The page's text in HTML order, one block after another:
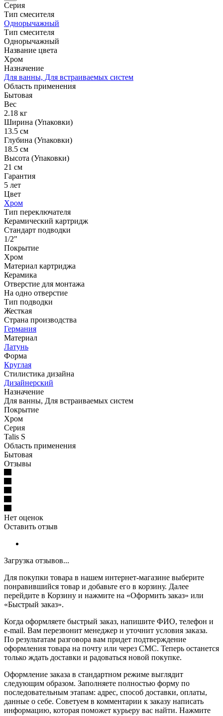
Серия
Тип смесителя
Однорычажный
Тип смесителя
Однорычажный
Название цвета
Хром
Назначение
Для ванны, Для встраиваемых систем
Область применения
Бытовая
Вес
2.18 кг
Ширина (Упаковки)
13.5 см
Глубина (Упаковки)
18.5 см
Высота (Упаковки)
21 см
Гарантия
5 лет
Цвет
Хром
Тип переключателя
Керамический картридж
Стандарт подводки
1/2"
Покрытие
Хром
Материал картриджа
Керамика
Отверстие для монтажа
На одно отверстие
Тип подводки
Жесткая
Страна производства
Германия
Материал
Латунь
Форма
Круглая
Стилистика дизайна
Дизайнерский
Назначение
Для ванны, Для встраиваемых систем
Покрытие
Хром
Серия
Talis S
Область применения
Бытовая
Отзывы
Нет оценок
Оставить отзыв
Загрузка отзывов...
Для покупки товара в нашем интернет-магазине выберите
понравившийся товар и добавьте его в корзину. Далее
перейдите в Корзину и нажмите на «Оформить заказ» или
«Быстрый заказ».
Когда оформляете быстрый заказ, напишите ФИО, телефон и
e-mail. Вам перезвонит менеджер и уточнит условия заказа.
По результатам разговора вам придет подтверждение
оформления товара на почту или через СМС. Теперь останется
только ждать доставки и радоваться новой покупке.
Оформление заказа в стандартном режиме выглядит
следующим образом. Заполняете полностью форму по
последовательным этапам: адрес, способ доставки, оплаты,
данные о себе. Советуем в комментарии к заказу написать
информацию, которая поможет курьеру вас найти. Нажмите